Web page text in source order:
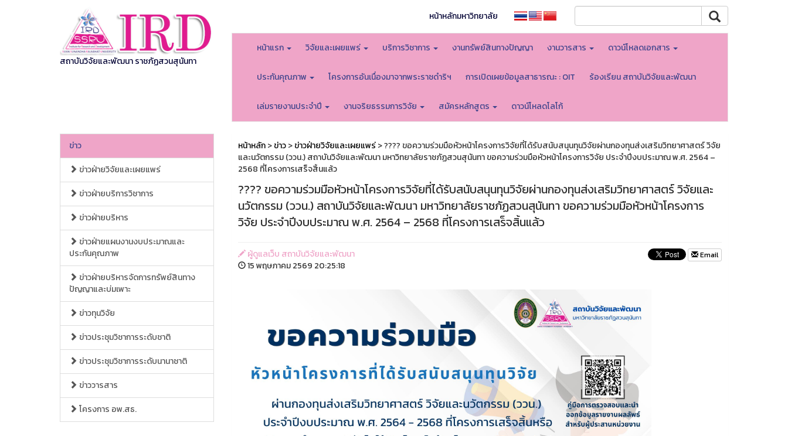
สถาบันวิจัยและพัฒนา ราชภัฏสวนสุนันทา
หน้าหลักมหาวิทยาลัย
หน้าแรก วิจัยและเผยแพร่ บริการวิชาการ งานทรัพย์สินทางปัญญา งานวารสาร ดาวน์โหลดเอกสาร
ประกันคุณภาพ โครงการอันเนื่องมาจากพระราชดำริฯ การเปิดเผยข้อมูลสาธารณะ : OIT ร้องเรียน สถาบันวิจัยและพัฒนา
เล่มรายงานประจำปี งานจริยธรรมการวิจัย สมัครหลักสูตร ดาวน์โหลดโลโก้
ข่าว
ข่าวฝ่ายวิจัยและเผยแพร่
ข่าวฝ่ายบริการวิชาการ
ข่าวฝ่ายบริหาร
ข่าวฝ่ายแผนงานงบประมาณและ
ประกันคุณภาพ
ข่าวฝ่ายบริหารจัดการทรัพย์สินทาง
ปัญญาและบ่มเพาะ
ข่าวทุนวิจัย
ข่าวประชุมวิชาการระดับชาติ
ข่าวประชุมวิชาการระดับนานาชาติ
ข่าววารสาร
โครงการ อพ.สธ.
หน้าหลัก>ข่าว>ข่าวฝ่ายวิจัยและเผยแพร่> ???? ขอความร่วมมือหัวหน้าโครงการวิจัยที่ได้รับสนับสนุนทุนวิจัยผ่านกองทุนส่งเสริมวิทยาศาสตร์ วิจัย
และนวัตกรรม (ววน.) สถาบันวิจัยและพัฒนา มหาวิทยาลัยราชภัฏสวนสุนันทา ขอความร่วมมือหัวหน้าโครงการวิจัย ประจำปีงบประมาณ พ.ศ. 2564 –
2568 ที่โครงการเสร็จสิ้นแล้ว
???? ขอความร่วมมือหัวหน้าโครงการวิจัยที่ได้รับสนับสนุนทุนวิจัยผ่านกองทุนส่งเสริมวิทยาศาสตร์ วิจัยและ
นวัตกรรม (ววน.) สถาบันวิจัยและพัฒนา มหาวิทยาลัยราชภัฏสวนสุนันทา ขอความร่วมมือหัวหน้าโครงการ
วิจัย ประจำปีงบประมาณ พ.ศ. 2564 – 2568 ที่โครงการเสร็จสิ้นแล้ว
ผู้ดูแลเว็บ สถาบันวิจัยและพัฒนา
15 พฤษภาคม 2569 20:25:18
Email